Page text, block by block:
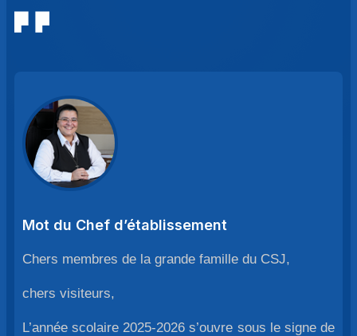
Mot du Chef d’établissement
Chers membres de la grande famille du CSJ,
chers visiteurs,
L’année scolaire 2025-2026 s’ouvre sous le signe de